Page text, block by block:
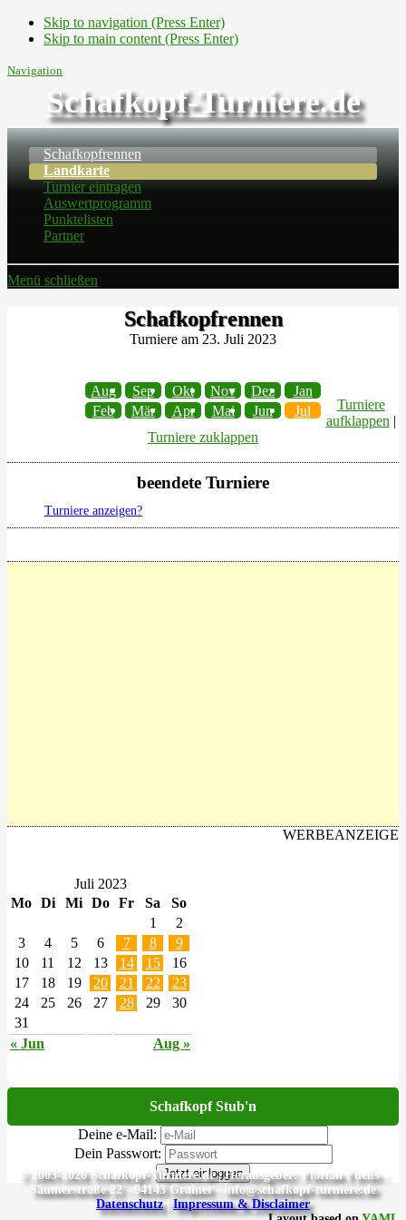
Skip to navigation (Press Enter)
Skip to main content (Press Enter)
Navigation
Schafkopf-Turniere.de
Schafkopfrennen
Landkarte
Turnier eintragen
Auswertprogramm
Punktelisten
Partner
Menü schließen
Schafkopfrennen
Turniere am 23. Juli 2023
Aug Sep Okt Nov Dez
Jan
Feb
Mär Apr Mai Jun Jul
Turniere
aufklappen |
Turniere zuklappen
beendete Turniere
Turniere anzeigen?
WERBEANZEIGE
Juli 2023
Mo Di Mi Do Fr Sa So
« Jun Aug »
1
2
3
4 5 6 7 8
9
10
11 12 13 14 15
16
17
18 19 20 21 22
23
24
25 26 27 28 29
30
31
Schafkopf Stub'n
Deine e-Mail:
Dein Passwort:
Jetzt einloggen
© 2003-2026 Schafkopf-Turniere.de | Herausgeber: Florian Fuchs -
Säumerstraße 22 - 94143 Grainet - info@schafkopf-turniere.de
Datenschutz| Impressum & Disclaimer